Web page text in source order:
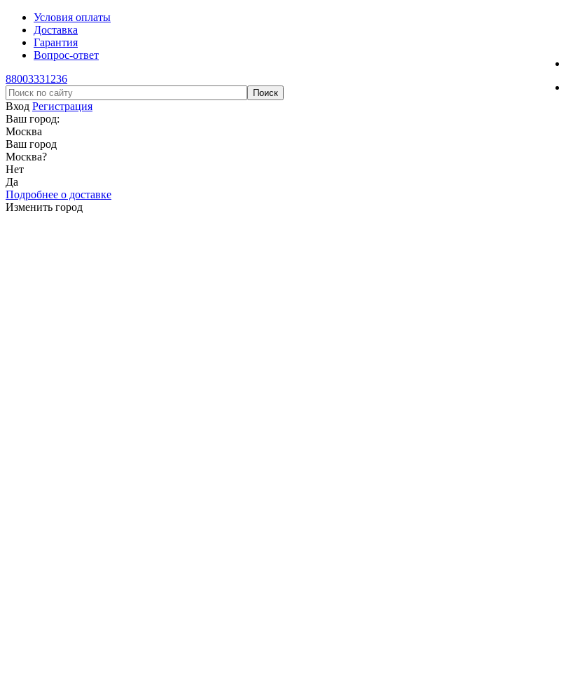
Условия оплаты
Доставка
Гарантия
Вопрос-ответ
88003331236
Вход Регистрация
Ваш город:
Москва
Ваш город
Москва?
Нет
Да
Подробнее о доставке
Изменить город